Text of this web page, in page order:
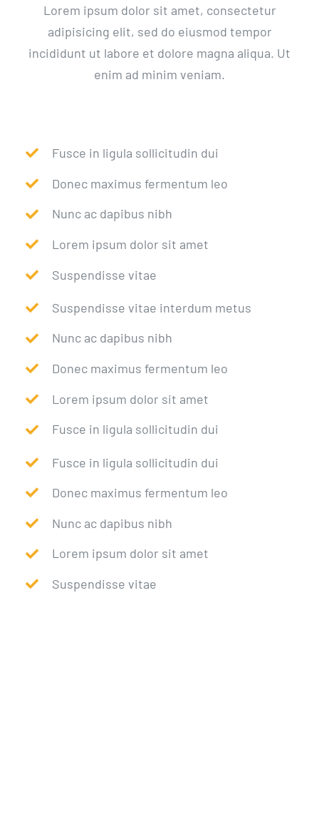
Lorem ipsum dolor sit amet, consectetur
adipisicing elit, sed do eiusmod tempor
incididunt ut labore et dolore magna aliqua. Ut
enim ad minim veniam.
Fusce in ligula sollicitudin dui
Donec maximus fermentum leo
Nunc ac dapibus nibh
Lorem ipsum dolor sit amet
Suspendisse vitae
Suspendisse vitae interdum metus
Nunc ac dapibus nibh
Donec maximus fermentum leo
Lorem ipsum dolor sit amet
Fusce in ligula sollicitudin dui
Fusce in ligula sollicitudin dui
Donec maximus fermentum leo
Nunc ac dapibus nibh
Lorem ipsum dolor sit amet
Suspendisse vitae